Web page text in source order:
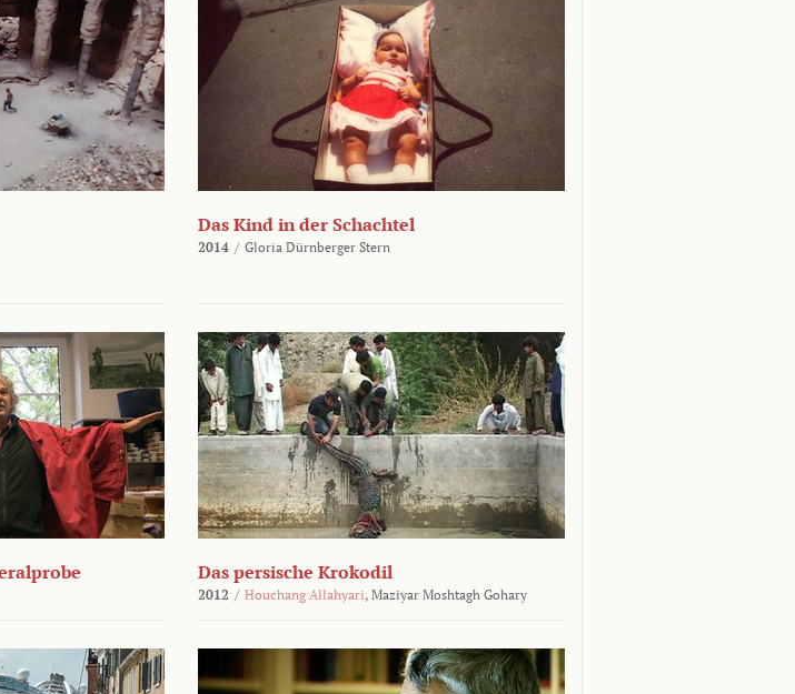
Das Kind in der Schachtel
2014 / Gloria Dürnberger Stern
Das persische Krokodil
2012 / Houchang Allahyari, Maziyar Moshtagh Gohary